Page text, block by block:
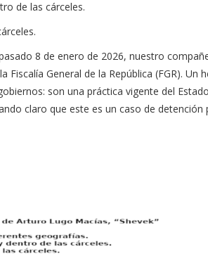
de las cárceles.
8 de enero de 2026, nuestro
Fiscalía General de la República (FGR).
son una práctica vigente del
claro que este es un caso de detención